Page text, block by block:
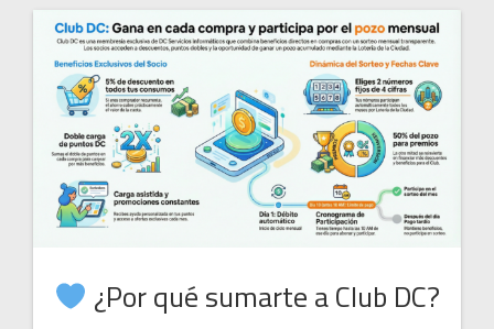
¿Por qué sumarte a Club DC?